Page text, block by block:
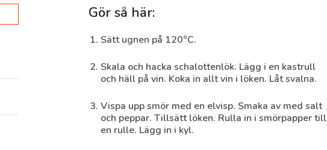
Gör så här:
Sätt ugnen på 120°C.
Skala och hacka schalottenlök. Lägg i en kastrull
och häll på vin. Koka in allt vin i löken. Låt svalna.
Vispa upp smör med en elvisp. Smaka av med salt
och peppar. Tillsätt löken. Rulla in i smörpapper till
en rulle. Lägg in i kyl.
30 min Medel